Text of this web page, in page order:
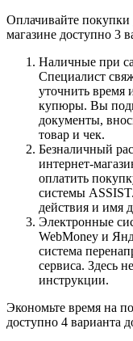
Оплачивайте
магазине доступно 3
Наличные при
Специалист
уточнить время
купюры. Вы
документы,
товар и чек.
Безналичный
интернет-
оплатить
системы
действия и имя
Электронные
WebMoney и
система
сервиса. Здесь
инструкции.
Экономьте время на
доступно 4 варианта